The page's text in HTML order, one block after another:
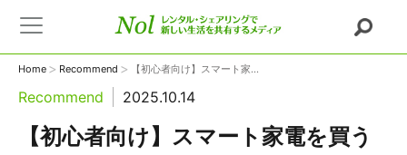
Home > Recommend > 【初心者向け】スマート家...
Recommend 2025.10.14
【初心者向け】スマート家電を買う